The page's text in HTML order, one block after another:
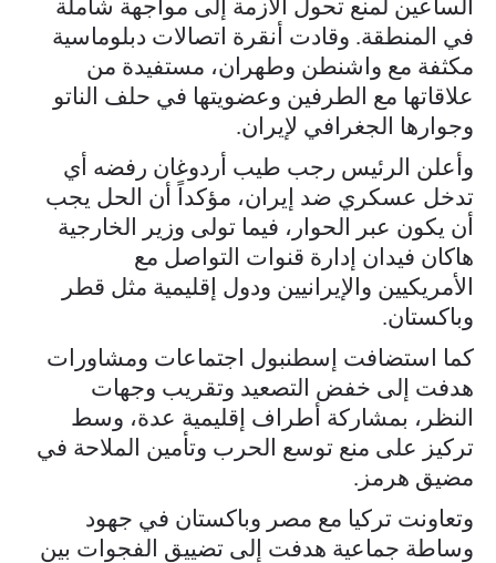
الساعين لمنع تحول الأزمة إلى مواجهة شاملة
في المنطقة. وقادت أنقرة اتصالات دبلوماسية
مكثفة مع واشنطن وطهران، مستفيدة من
علاقاتها مع الطرفين وعضويتها في حلف الناتو
وجوارها الجغرافي لإيران.
وأعلن الرئيس رجب طيب أردوغان رفضه أي
تدخل عسكري ضد إيران، مؤكداً أن الحل يجب
أن يكون عبر الحوار، فيما تولى وزير الخارجية
هاكان فيدان إدارة قنوات التواصل مع
الأمريكيين والإيرانيين ودول إقليمية مثل قطر
وباكستان.
كما استضافت إسطنبول اجتماعات ومشاورات
هدفت إلى خفض التصعيد وتقريب وجهات
النظر، بمشاركة أطراف إقليمية عدة، وسط
تركيز على منع توسع الحرب وتأمين الملاحة في
مضيق هرمز.
وتعاونت تركيا مع مصر وباكستان في جهود
وساطة جماعية هدفت إلى تضييق الفجوات بين